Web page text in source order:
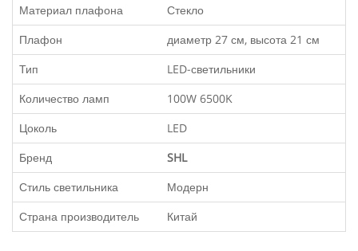
Материал плафона
Стекло
Плафон
диаметр 27 см, высота 21 см
Тип
LED-светильники
Количество ламп
100W 6500K
Цоколь
LED
Бренд
SHL
Стиль светильника
Модерн
Страна производитель
Китай